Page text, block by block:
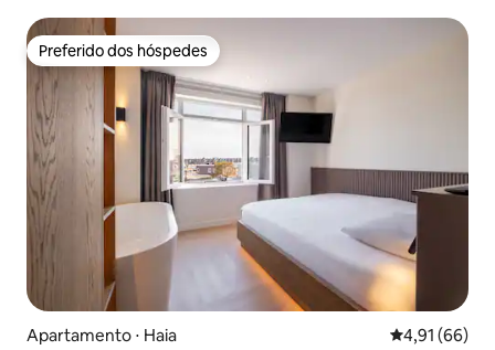
Preferido dos hóspedes
Preferido dos hóspedes
Apartamento ⋅ Haia 4,91 de uma
4,91 (66)